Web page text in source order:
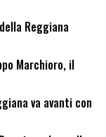
Reggiana
Marchioro, il
va avanti con